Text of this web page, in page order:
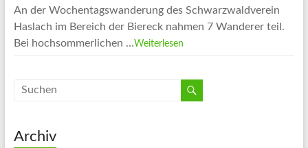
An der Wochentagswanderung des Schwarzwaldverein
Haslach im Bereich der Biereck nahmen 7 Wanderer teil.
Bei hochsommerlichen …Weiterlesen
Archiv